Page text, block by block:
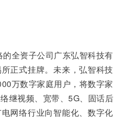
全资子公司广东弘智科技有
正式挂牌。未来，弘智科技
万数字家庭用户，将数字家
继视频、宽带、5G、固话后
网络行业向智能化、数字化